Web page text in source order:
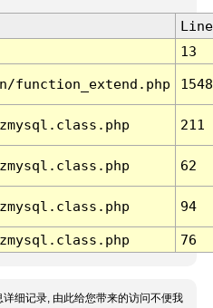
Line
13
function_extend.php 1548
211
62
94
76
详细记录, 由此给您带来的访问不便我